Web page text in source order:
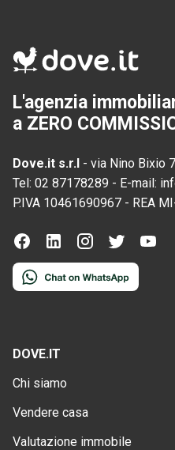
L'agenzia
a ZERO
Dove.it s.r.l - via Nino Bixio
Tel: 02 87178289 - E-mail:
P.IVA 10461690967 - REA
DOVE.IT
Chi siamo
Vendere casa
Valutazione immobile